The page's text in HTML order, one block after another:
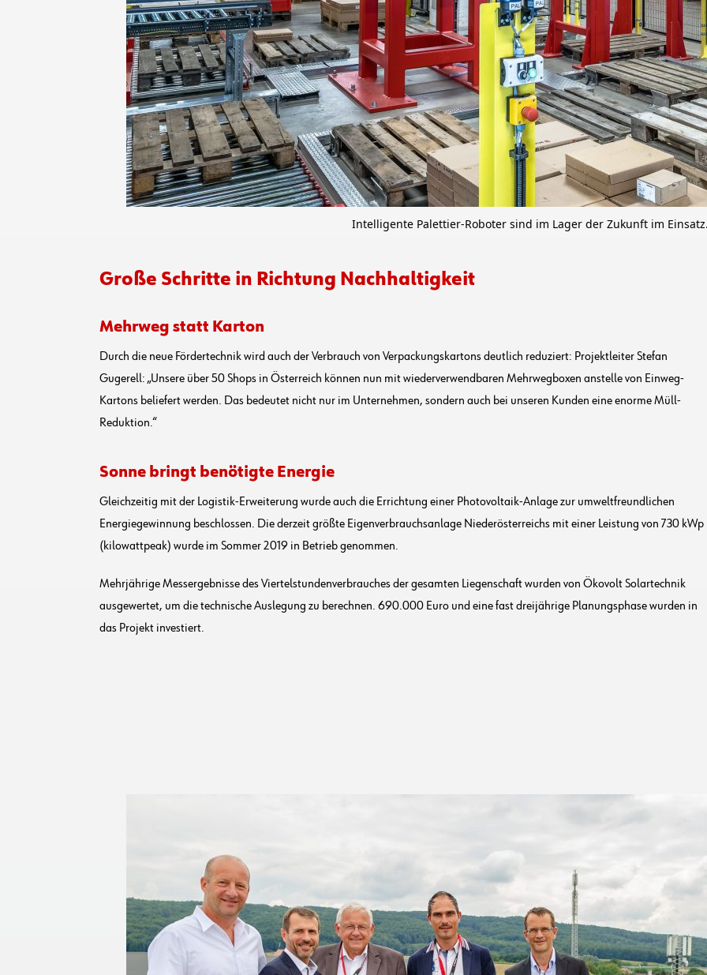
Intelligente Palettier-Roboter sind im Lager der Zukunft im
Große Schritte in Richtung Nachhaltigkeit
Mehrweg statt Karton
Durch die neue Fördertechnik wird auch der Verbrauch von Verpackungskartons deutlich reduziert: Projektleiter Stefan
Gugerell: „Unsere über 50 Shops in Österreich können nun mit wiederverwendbaren Mehrwegboxen anstelle von Einweg-
Kartons beliefert werden. Das bedeutet nicht nur im Unternehmen, sondern auch bei unseren Kunden eine enorme Müll-
Reduktion.“
Sonne bringt benötigte Energie
Gleichzeitig mit der Logistik-Erweiterung wurde auch die Errichtung einer Photovoltaik-Anlage zur umweltfreundlichen
Energiegewinnung beschlossen. Die derzeit größte Eigenverbrauchsanlage Niederösterreichs mit einer Leistung von 730 kWp
(kilowattpeak) wurde im Sommer 2019 in Betrieb genommen.
Mehrjährige Messergebnisse des Viertelstundenverbrauches der gesamten Liegenschaft wurden von Ökovolt Solartechnik
ausgewertet, um die technische Auslegung zu berechnen. 690.000 Euro und eine fast dreijährige Planungsphase wurden in
das Projekt investiert.